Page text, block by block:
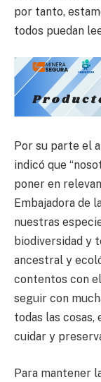
por tanto,
todos puedan
Por su parte el
indicó que
poner en
Embajadora de
nuestras
biodiversidad y
ancestral y
contentos con
seguir con
todas las cosas,
cuidar y
Para mantener